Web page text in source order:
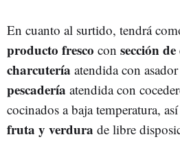
En cuanto al surtido, tendrá
producto fresco con sección
charcutería atendida con
pescadería atendida con
cocinados a baja temperatura,
fruta y verdura de libre